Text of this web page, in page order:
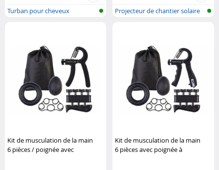
Turban pour cheveux
Projecteur de chantier solaire
Kit de musculation de la main
6 pièces / poignée avec
Kit de musculation de la main
6 pièces avec poignée à